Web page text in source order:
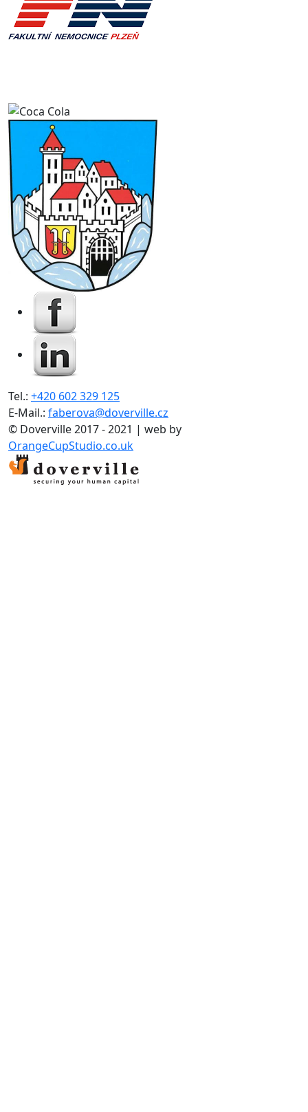
Tel.: +420 602 329 125
E-Mail.: faberova@doverville.cz
© Doverville 2017 - 2021 | web by
OrangeCupStudio.co.uk